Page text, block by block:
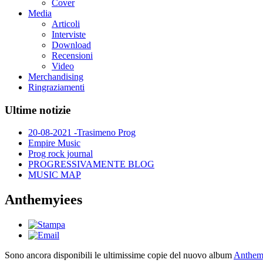
Cover
Media
Articoli
Interviste
Download
Recensioni
Video
Merchandising
Ringraziamenti
Ultime notizie
20-08-2021 -Trasimeno Prog
Empire Music
Prog rock journal
PROGRESSIVAMENTE BLOG
MUSIC MAP
Anthemyiees
Sono ancora disponibili le ultimissime copie del nuovo album